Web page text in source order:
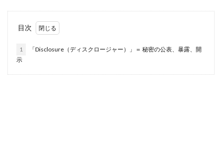
目次
1
「Disclosure（ディスクロージャー）」＝ 秘密の公表、暴露、開
示